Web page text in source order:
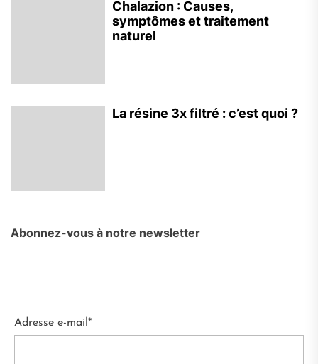
Chalazion : Causes,
symptômes et traitement
naturel
La résine 3x filtré : c’est quoi ?
Abonnez-vous à notre newsletter
Adresse e-mail*